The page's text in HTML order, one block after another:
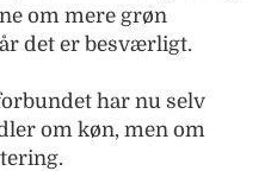
om mere grøn
det er besværligt.
har nu selv
om køn, men om